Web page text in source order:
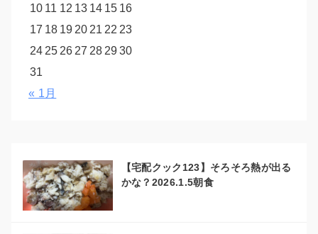
10 11 12 13 14 15 16
17 18 19 20 21 22 23
24 25 26 27 28 2930
31
« 1月
【宅配クック123】そろそろ熱が出る
かな？2026.1.5朝食